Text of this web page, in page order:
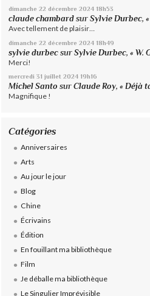
dimanche 22 décembre 2024 18h53
claude chambard surSylvie Durbec, «
Avec tellement de plaisir…
dimanche 22 décembre 2024 18h49
sylvie durbec surSylvie Durbec, « W.
Merci!
mercredi 31 juillet 2024 19h16
Michel Santo surClaude Roy, « Déjà
Magnifique !
Catégories
Anniversaires
Arts
Au jour le jour
Blog
Chine
Écrivains
Édition
En fouillant ma bibliothèque
Film
Je déballe ma bibliothèque
Le Singulier Imprévisible